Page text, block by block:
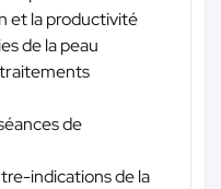
et la productivité
de la peau
de
indications de la